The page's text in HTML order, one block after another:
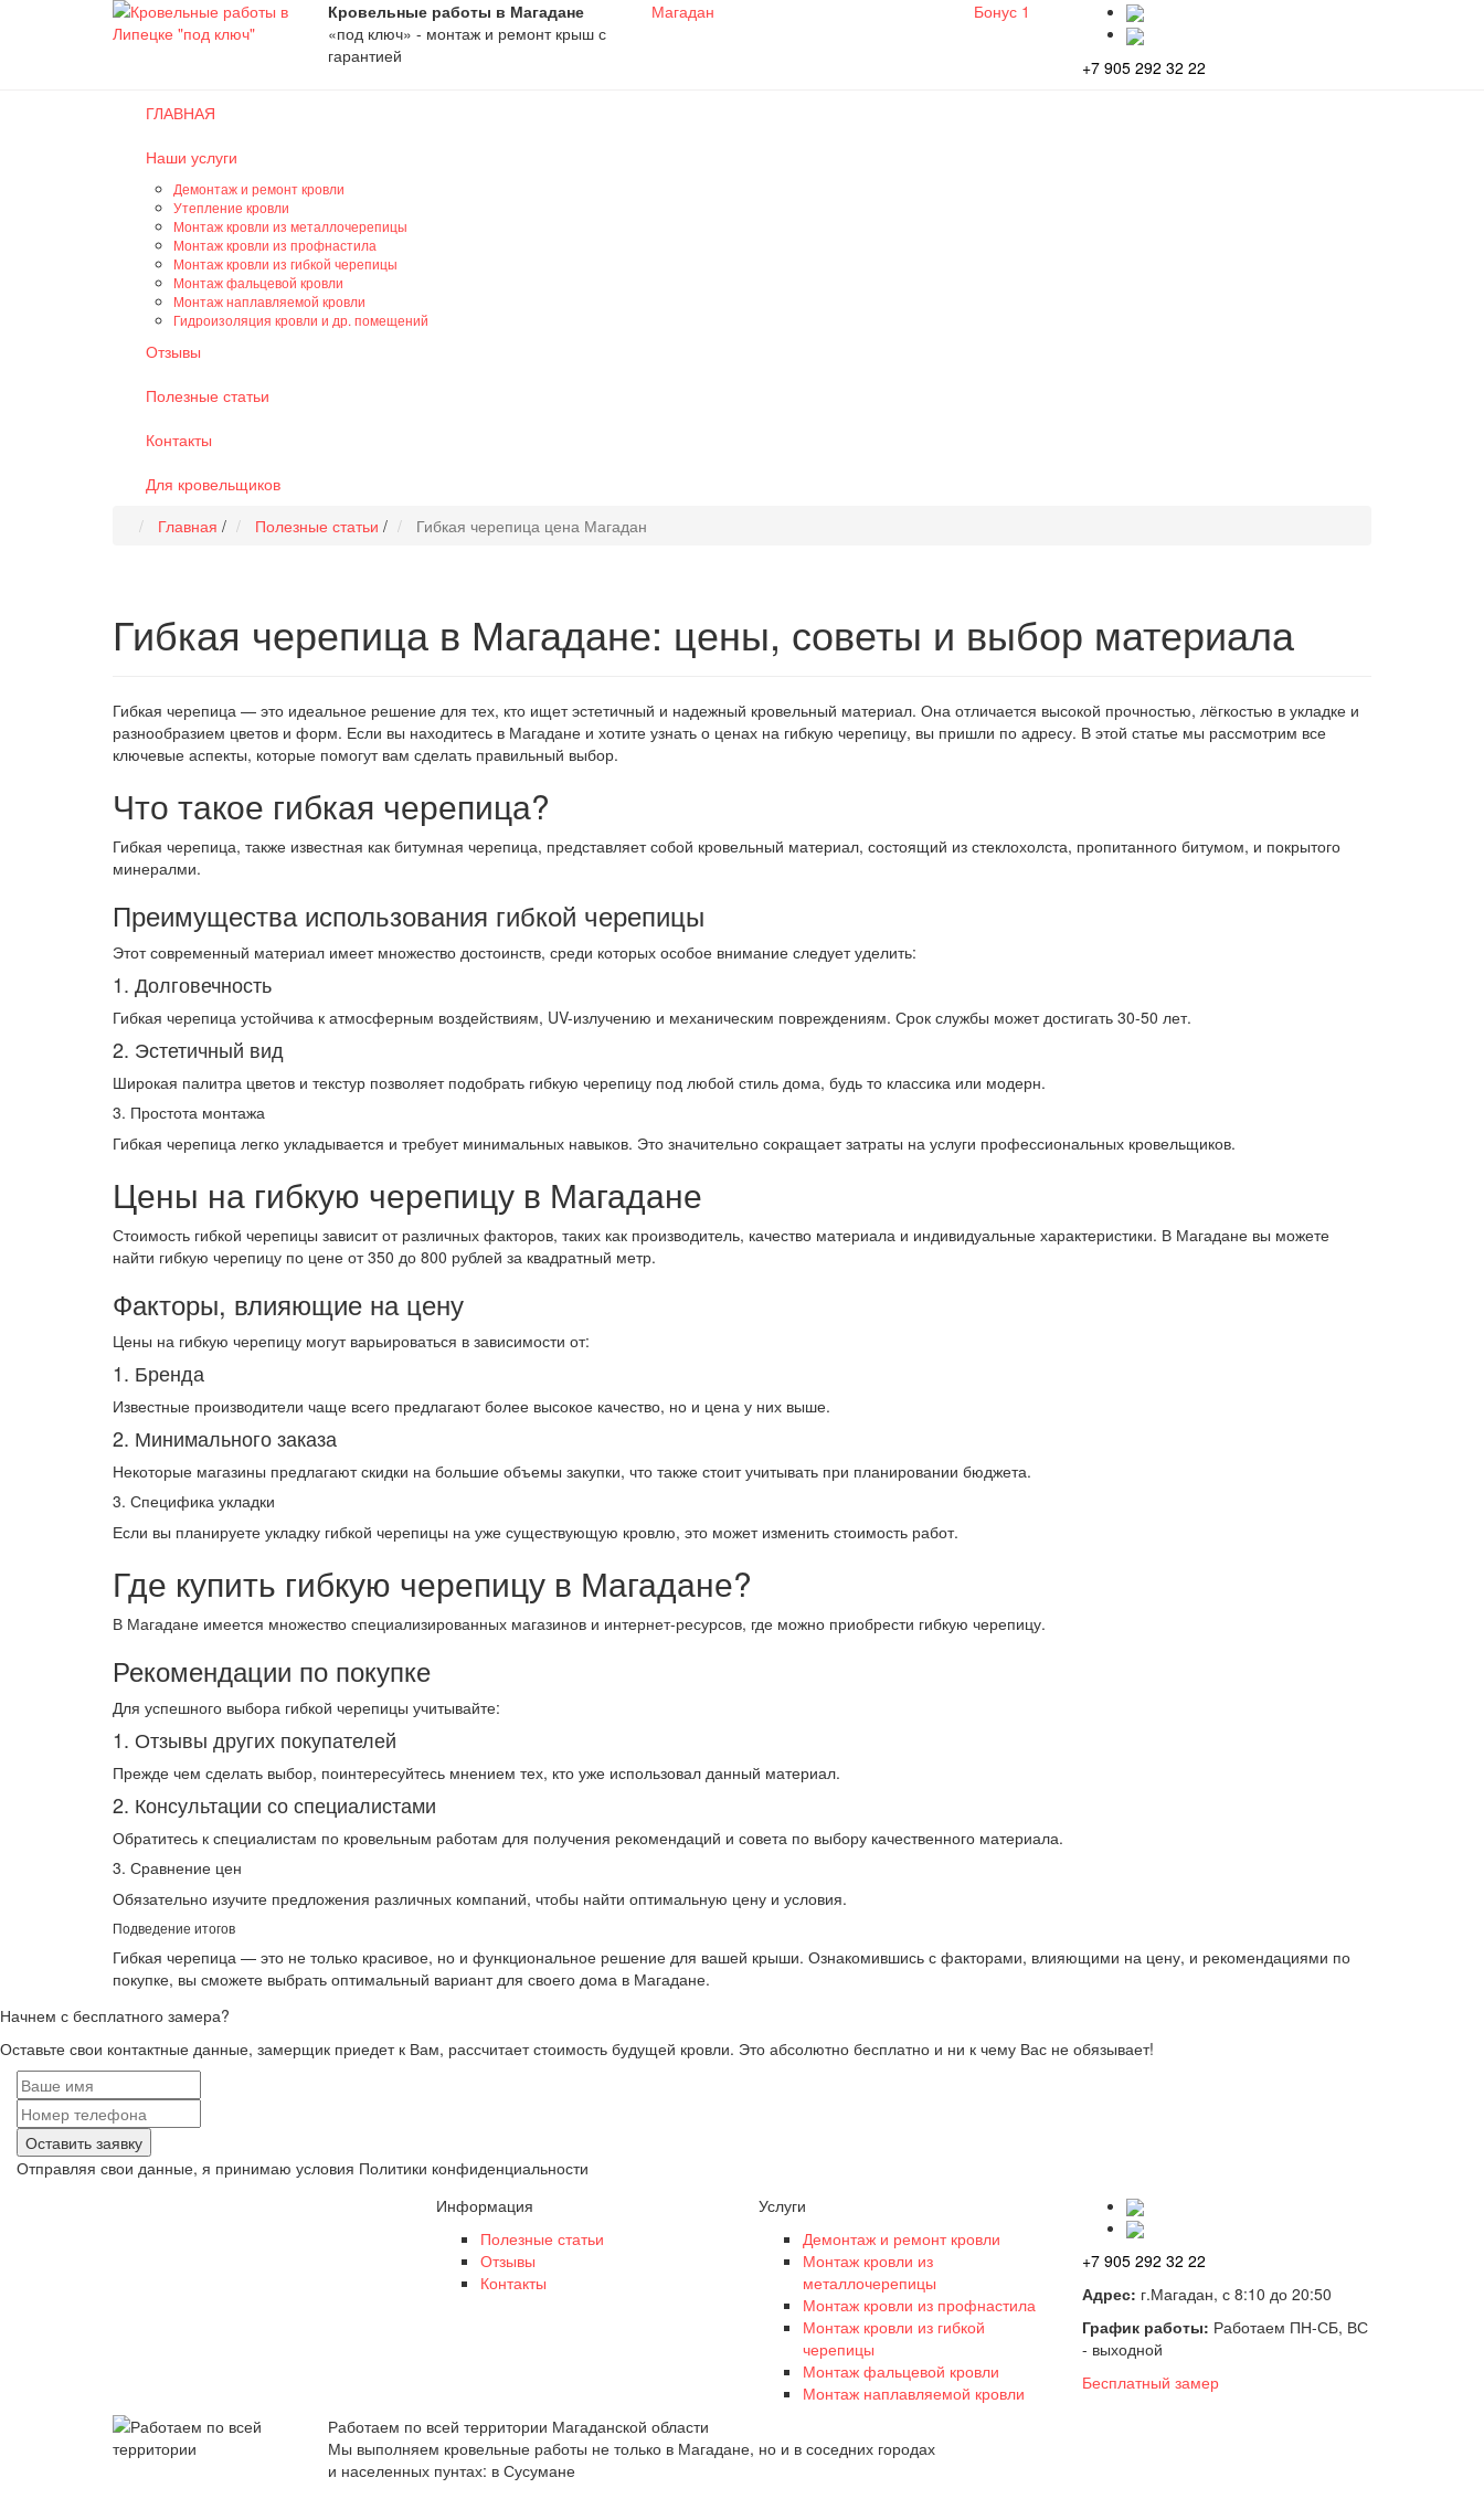
Кровельные работы в Магадане
«под ключ» - монтаж и ремонт крыш с
гарантией
Магадан Бонус 1
+7 905 292 32 22
ГЛАВНАЯ
Наши услуги
Демонтаж и ремонт кровли
Утепление кровли
Монтаж кровли из металлочерепицы
Монтаж кровли из профнастила
Монтаж кровли из гибкой черепицы
Монтаж фальцевой кровли
Монтаж наплавляемой кровли
Гидроизоляция кровли и др. помещений
Отзывы
Полезные статьи
Контакты
Для кровельщиков
Главная / Полезные статьи / Гибкая черепица цена Магадан
Гибкая черепица в Магадане: цены, советы и выбор материала
Гибкая черепица — это идеальное решение для тех, кто ищет эстетичный и надежный кровельный материал. Она отличается высокой прочностью, лёгкостью в укладке и
разнообразием цветов и форм. Если вы находитесь в Магадане и хотите узнать о ценах на гибкую черепицу, вы пришли по адресу. В этой статье мы рассмотрим все
ключевые аспекты, которые помогут вам сделать правильный выбор.
Что такое гибкая черепица?
Гибкая черепица, также известная как битумная черепица, представляет собой кровельный материал, состоящий из стеклохолста, пропитанного битумом, и покрытого
минералми.
Преимущества использования гибкой черепицы
Этот современный материал имеет множество достоинств, среди которых особое внимание следует уделить:
1. Долговечность
Гибкая черепица устойчива к атмосферным воздействиям, UV-излучению и механическим повреждениям. Срок службы может достигать 30-50 лет.
2. Эстетичный вид
Широкая палитра цветов и текстур позволяет подобрать гибкую черепицу под любой стиль дома, будь то классика или модерн.
3. Простота монтажа
Гибкая черепица легко укладывается и требует минимальных навыков. Это значительно сокращает затраты на услуги профессиональных кровельщиков.
Цены на гибкую черепицу в Магадане
Стоимость гибкой черепицы зависит от различных факторов, таких как производитель, качество материала и индивидуальные характеристики. В Магадане вы можете
найти гибкую черепицу по цене от 350 до 800 рублей за квадратный метр.
Факторы, влияющие на цену
Цены на гибкую черепицу могут варьироваться в зависимости от:
1. Бренда
Известные производители чаще всего предлагают более высокое качество, но и цена у них выше.
2. Минимального заказа
Некоторые магазины предлагают скидки на большие объемы закупки, что также стоит учитывать при планировании бюджета.
3. Специфика укладки
Если вы планируете укладку гибкой черепицы на уже существующую кровлю, это может изменить стоимость работ.
Где купить гибкую черепицу в Магадане?
В Магадане имеется множество специализированных магазинов и интернет-ресурсов, где можно приобрести гибкую черепицу.
Рекомендации по покупке
Для успешного выбора гибкой черепицы учитывайте:
1. Отзывы других покупателей
Прежде чем сделать выбор, поинтересуйтесь мнением тех, кто уже использовал данный материал.
2. Консультации со специалистами
Обратитесь к специалистам по кровельным работам для получения рекомендаций и совета по выбору качественного материала.
3. Сравнение цен
Обязательно изучите предложения различных компаний, чтобы найти оптимальную цену и условия.
Подведение итогов
Гибкая черепица — это не только красивое, но и функциональное решение для вашей крыши. Ознакомившись с факторами, влияющими на цену, и рекомендациями по
покупке, вы сможете выбрать оптимальный вариант для своего дома в Магадане.
Начнем с бесплатного замера?
Оставьте свои контактные данные, замерщик приедет к Вам, рассчитает стоимость будущей кровли. Это абсолютно бесплатно и ни к чему Вас не обязывает!
Оставить заявку
Отправляя свои данные, я принимаю условия Политики конфиденциальности
Информация
Полезные статьи
Отзывы
Контакты
Услуги
Демонтаж и ремонт кровли
Монтаж кровли из
металлочерепицы
Монтаж кровли из профнастила
Монтаж кровли из гибкой
черепицы
Монтаж фальцевой кровли
Монтаж наплавляемой кровли
+7 905 292 32 22
Адрес: г.Магадан, с 8:10 до 20:50
График работы: Работаем ПН-СБ, ВС
- выходной
Бесплатный замер
Работаем по всей территории Магаданской области
Мы выполняем кровельные работы не только в Магадане, но и в соседних городах
и населенных пунтах: в Сусумане